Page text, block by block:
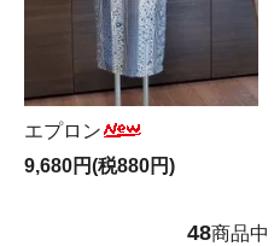
エプロン
9,680円(税880円)
48商品中